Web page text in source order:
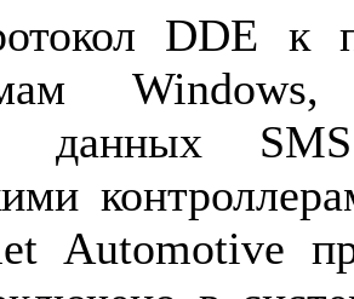
DDE к
Windows,
данных
Automotive